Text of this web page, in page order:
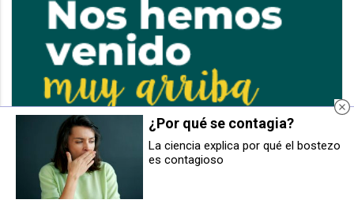
Las obras de reurbanización en el
paseo Sarasate y el asfaltado de
Fuente del Hierro condicionan el
tráfico en Pamplona
Policía Municipal de Pamplona
¿Por qué se contagia?
La ciencia explica por qué el bostezo
es contagioso